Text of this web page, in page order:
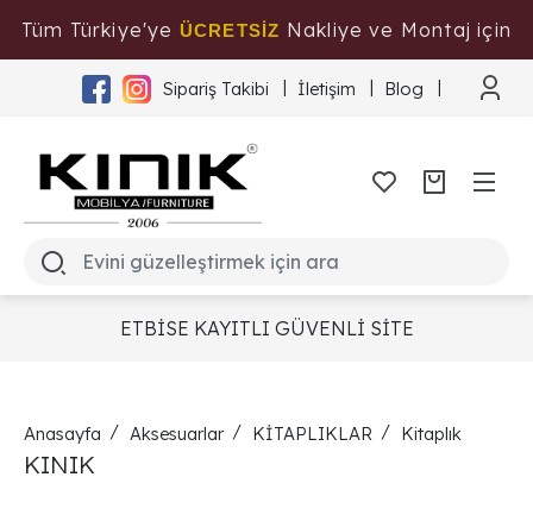
Tüm Türkiye'ye ÜCRETSİZ Nakliye ve Montaj için
Tıklayınız
Sipariş Takibi İletişim Blog
ETBİSE KAYITLI GÜVENLİ SİTE
Anasayfa Aksesuarlar KİTAPLIKLAR Kitaplık
KINIK